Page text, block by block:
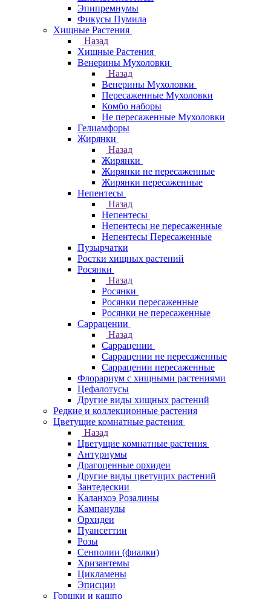
Эпипремнумы
Фикусы Пумила
Хищные Растения
Назад
Хищные Растения
Венерины Мухоловки
Назад
Венерины Мухоловки
Пересаженные Мухоловки
Комбо наборы
Не пересаженные Мухоловки
Гелиамфоры
Жирянки
Назад
Жирянки
Жирянки не пересаженные
Жирянки пересаженные
Непентесы
Назад
Непентесы
Непентесы не пересаженные
Непентесы Пересаженные
Пузырчатки
Ростки хищных растений
Росянки
Назад
Росянки
Росянки пересаженные
Росянки не пересаженные
Саррацении
Назад
Саррацении
Саррацении не пересаженные
Саррацении пересаженные
Флорариум с хищными растениями
Цефалотусы
Другие виды хищных растений
Редкие и коллекционные растения
Цветущие комнатные растения
Назад
Цветущие комнатные растения
Антуриумы
Драгоценные орхидеи
Другие виды цветущих растений
Зантедескии
Каланхоэ Розалины
Кампанулы
Орхидеи
Пуансеттии
Розы
Сенполии (фиалки)
Хризантемы
Цикламены
Эписции
Горшки и кашпо